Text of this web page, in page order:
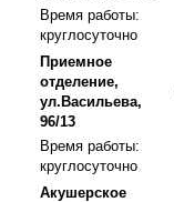
Время работы:
круглосуточно
Приемное
отделение,
ул.Васильева,
96/13
Время работы:
круглосуточно
Акушерское